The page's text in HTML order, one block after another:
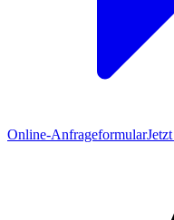
Online-Anfrageformular